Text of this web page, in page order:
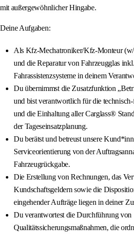
mit außergewöhnlicher Hingabe.
Deine Aufgaben:
Als Kfz-Mechatroniker/Kfz-Monteur (w/
und die Reparatur von Fahrzeugglas
Fahrassistenzsysteme in deinem
Du übernimmst die Zusatzfunktion
und bist verantwortlich für die
und die Einhaltung aller Carglass®
der Tageseinsatzplanung.
Du berätst und betreust unsere
Serviceorientierung von der
Fahrzeugrückgabe.
Die Erstellung von Rechnungen, das
Kundschaftsgeldern sowie die
eingehender Aufträge liegen in deiner
Du verantwortest die Durchführung von
Qualitätssicherungsmaßnahmen, die